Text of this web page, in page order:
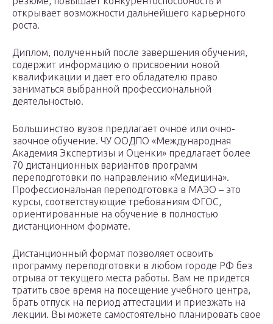
открывает возможности дальнейшего карьерного
роста.
Диплом, полученный после завершения обучения,
содержит информацию о присвоении новой
квалификации и дает его обладателю право
заниматься выбранной профессиональной
деятельностью.
Большинство вузов предлагает очное или очно-
заочное обучение. ЧУ ООДПО «Международная
Академия Экспертизы и Оценки» предлагает более
70 дистанционных вариантов программ
переподготовки по направлению «Медицина».
Профессиональная переподготовка в МАЭО – это
курсы, соответствующие требованиям ФГОС,
ориентированные на обучение в полностью
дистанционном формате.
Дистанционный формат позволяет освоить
программу переподготовки в любом городе РФ без
отрыва от текущего места работы. Вам не придется
тратить свое время на посещение учебного центра,
брать отпуск на период аттестации и приезжать на
лекции. Вы можете самостоятельно планировать свое